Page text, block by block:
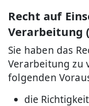
Recht auf
Verarbeitung
Sie haben das
Verarbeitung zu
folgenden
die